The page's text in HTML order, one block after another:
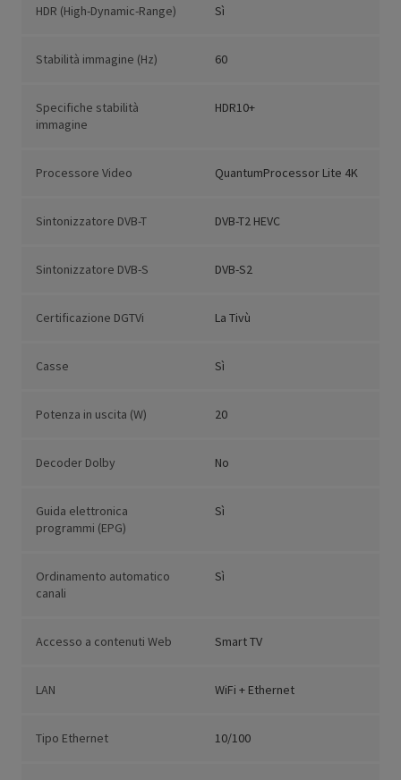
HDR (High-Dynamic-Range) Sì
Stabilità immagine (Hz) 60
Specifiche stabilità
immagine
HDR10+
Processore Video QuantumProcessor Lite 4K
Sintonizzatore DVB-T DVB-T2 HEVC
Sintonizzatore DVB-S DVB-S2
Certificazione DGTVi La Tivù
Casse Sì
Potenza in uscita (W) 20
Decoder Dolby No
Guida elettronica
programmi (EPG)
Sì
Ordinamento automatico
canali
Sì
Accesso a contenuti Web Smart TV
LAN WiFi + Ethernet
Tipo Ethernet 10/100